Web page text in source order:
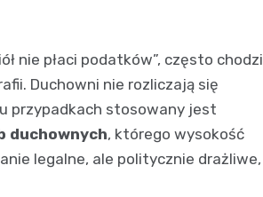
nie płaci podatków”, często chodzi
Duchowni nie rozliczają się
przypadkach stosowany jest
duchownych, którego wysokość
legalne, ale politycznie drażliwe,